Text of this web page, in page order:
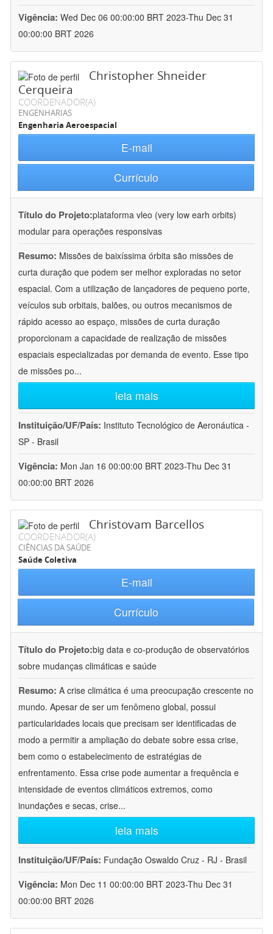
Vigência: Wed Dec 06 00:00:00 BRT 2023-Thu Dec 31
00:00:00 BRT 2026
Christopher Shneider
Cerqueira
COORDENADOR(A)
ENGENHARIAS
Engenharia Aeroespacial
E-mail
Currículo
Título do Projeto:plataforma vleo (very low earh orbits)
modular para operações responsivas
Resumo: Missões de baixíssima órbita são missões de
curta duração que podem ser melhor exploradas no setor
espacial. Com a utilização de lançadores de pequeno porte,
veículos sub orbitais, balões, ou outros mecanismos de
rápido acesso ao espaço, missões de curta duração
proporcionam a capacidade de realização de missões
espaciais especializadas por demanda de evento. Esse tipo
de missões po...
leia mais
Instituição/UF/País: Instituto Tecnológico de Aeronáutica -
SP - Brasil
Vigência: Mon Jan 16 00:00:00 BRT 2023-Thu Dec 31
00:00:00 BRT 2026
Christovam Barcellos
COORDENADOR(A)
CIÊNCIAS DA SAÚDE
Saúde Coletiva
E-mail
Currículo
Título do Projeto:big data e co-produção de observatórios
sobre mudanças climáticas e saúde
Resumo: A crise climática é uma preocupação crescente no
mundo. Apesar de ser um fenômeno global, possui
particularidades locais que precisam ser identificadas de
modo a permitir a ampliação do debate sobre essa crise,
bem como o estabelecimento de estratégias de
enfrentamento. Essa crise pode aumentar a frequência e
intensidade de eventos climáticos extremos, como
inundações e secas, crise...
leia mais
Instituição/UF/País: Fundação Oswaldo Cruz - RJ - Brasil
Vigência: Mon Dec 11 00:00:00 BRT 2023-Thu Dec 31
00:00:00 BRT 2026